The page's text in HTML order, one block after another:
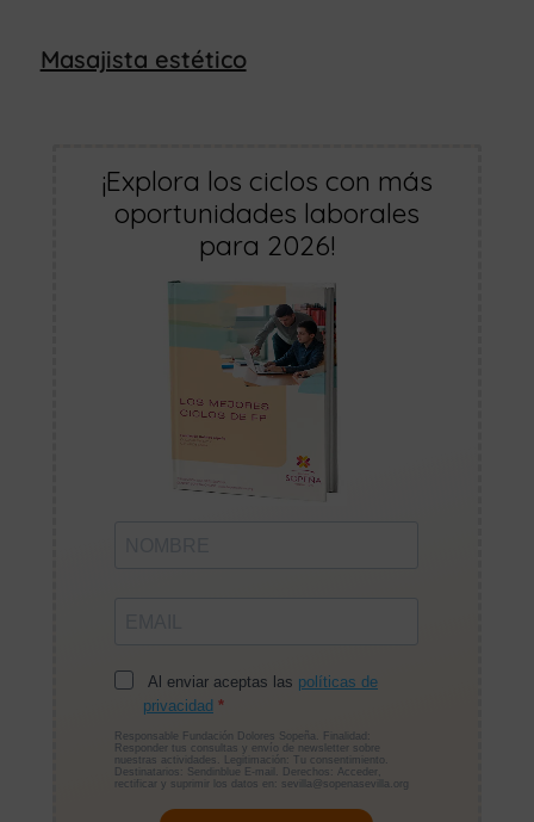
Masajista estético
¡Explora los ciclos con más
oportunidades laborales
para 2026!